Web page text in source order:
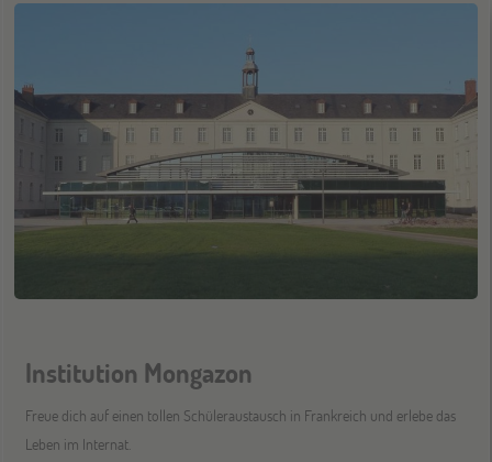
Institution Mongazon
Freue dich auf einen tollen Schüleraustausch in Frankreich und erlebe das
Leben im Internat.